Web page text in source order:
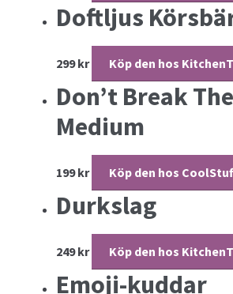
Doftljus
299kr Köp den hos
Don’t Break
Medium
199kr Köp den hos
Durkslag
249kr Köp den hos
Emoji-kuddar